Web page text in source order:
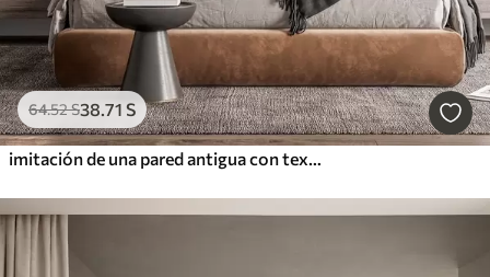
64.52S38.71 S
imitación de una pared antigua con textura